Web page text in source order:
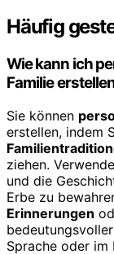
Häufig
Wie kann ich
Familie
Sie können
erstellen, indem
ziehen.
und die
Erbe zu
Erinnerungen
Sprache oder im